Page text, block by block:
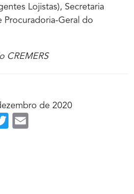
Lojistas), Secretaria
Procuradoria-Geral do
CREMERS
de 2020
Twitter